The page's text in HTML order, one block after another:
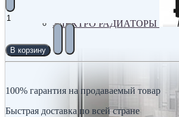
ЭЛЕКТРО РАДИАТОРЫ
В корзину
100% гарантия на продаваемый товар
Быстрая доставка по всей стране